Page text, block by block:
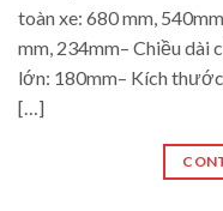
toàn xe: 680 mm,
mm, 234mm– Chiều dài
lớn: 180mm– Kích
[…]